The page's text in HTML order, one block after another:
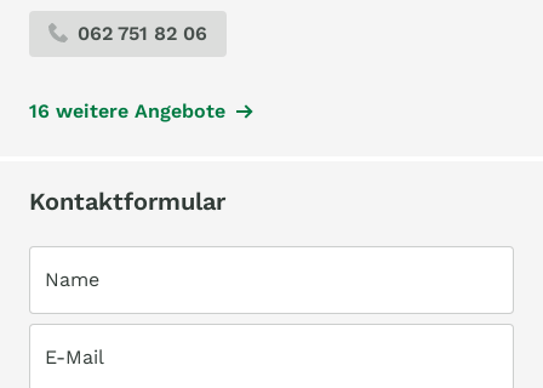
062 751 82 06
16 weitere Angebote
Kontaktformular
Name
E-Mail